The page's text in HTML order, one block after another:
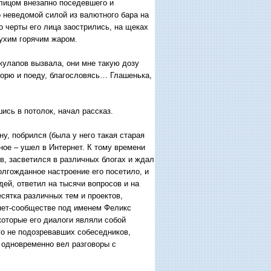
внезапно поседевшего и
силой из валютного бара на
его лица заострились, на щеках
горячим жаром.
вызвала, они мне такую дозу
и поеду, благословясь… Глашенька,
в потолок, начал рассказ.
побрился (была у него такая старая
– ушел в Интернет. К тому времени
засветился в различных блогах и ждал
настроение его посетило, и
ответил на тысячи вопросов и на
различных тем и проектов,
сообществе под именем Феликс
его диалоги являли собой
не подозревавших собеседников,
вел разговоры с